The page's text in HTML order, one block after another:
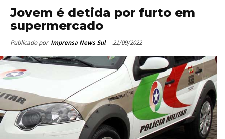
Jovem é detida por furto em
supermercado
Publicado por Imprensa News Sul 21/09/2022